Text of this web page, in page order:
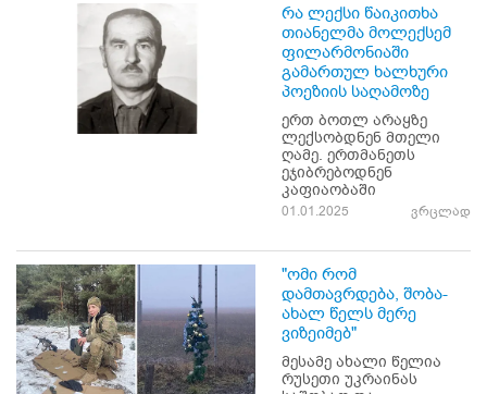
რა ლექსი წაიკითხა
თიანელმა მოლექსემ
ფილარმონიაში
გამართულ ხალხური
პოეზიის საღამოზე
ერთ ბოთლ არაყზე
ლექსობდნენ მთელი
ღამე. ერთმანეთს
ეჯიბრებოდნენ
კაფიაობაში
01.01.2025 ვრცლად
"ომი რომ
დამთავრდება, შობა-
ახალ წელს მერე
ვიზეიმებ"
მესამე ახალი წელია
რუსეთი უკრაინას